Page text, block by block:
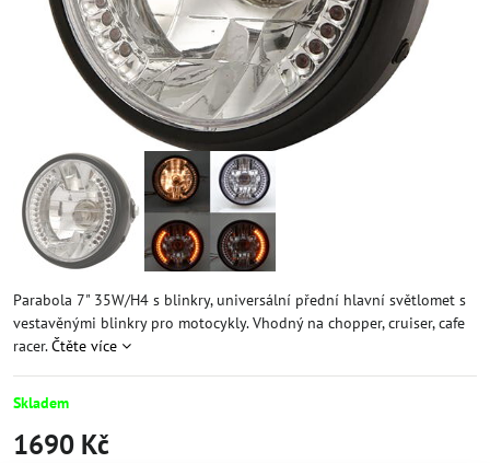
Parabola 7" 35W/H4 s blinkry, universální přední hlavní světlomet s
vestavěnými blinkry pro motocykly. Vhodný na chopper, cruiser, cafe
racer.Čtěte více
Skladem
1690 Kč